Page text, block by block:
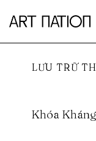
qua
LƯU TRỮ
Khóa